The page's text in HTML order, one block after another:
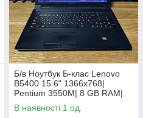
Б/в Ноутбук Б-клас Lenovo
B5400 15.6" 1366x768|
Pentium 3550M| 8 GB RAM|
128 GB SSD| HD
В наявності 1 од.